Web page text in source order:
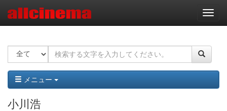
ナ
ビ
ー
ョ
ン
メニュー
小川浩